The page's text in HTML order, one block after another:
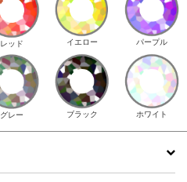
レッド イエロー パープル
グレー ブラック ホワイト